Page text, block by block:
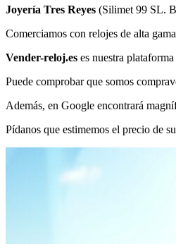
Joyería Tres Reyes (Silimet 99 SL.
Comerciamos con relojes de alta
Vender-reloj.es es nuestra
Puede comprobar que somos
Además, en Google encontrará
Pídanos que estimemos el precio de